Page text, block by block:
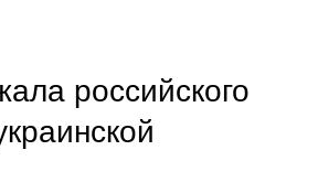
российского